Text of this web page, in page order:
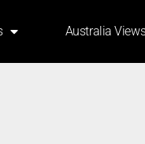
Australia